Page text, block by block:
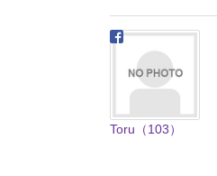
Toru（103）